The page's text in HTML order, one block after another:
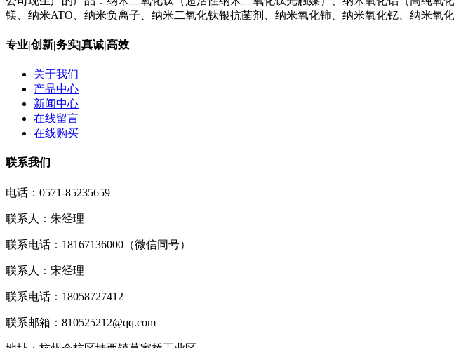
镁、纳米ATO、纳米负离子、纳米二氧化钛银抗菌剂、纳米氧化铈、纳米氧化钇、纳米氧
专业|创新|务实|真诚|高效
关于我们
产品中心
新闻中心
在线留言
在线购买
联系我们
电话：0571-85235659
联系人：朱经理
联系电话：18167136000（微信同号）
联系人：宋经理
联系电话：18058727412
联系邮箱：810525212@qq.com